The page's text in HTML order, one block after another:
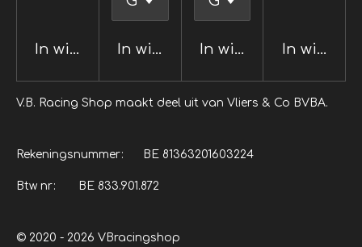
In winkelwagenIn winkelwagenIn winkelwagen
In
V.B. Racing Shop maakt deel uit van Vliers & Co BVBA.
Rekeningsnummer: BE 81363201603224
Btw nr: BE 833.901.872
© 2020 - 2026 VBracingshop